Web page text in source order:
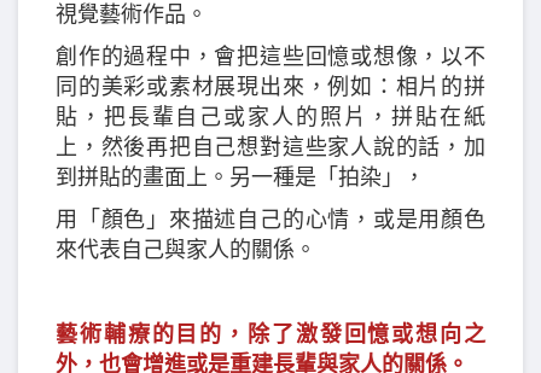
視覺藝術作品。
創作的過程中，會把這些回憶或想像，以不
同的美彩或素材展現出來，例如：相片的拼
貼，把長輩自己或家人的照片，拼貼在紙
上，然後再把自己想對這些家人說的話，加
到拼貼的畫面上。另一種是「拍染」，
用「顏色」來描述自己的心情，或是用顏色
來代表自己與家人的關係。
藝術輔療的目的，除了激發回憶或想向之
外，也會增進或是重建長輩與家人的關係。